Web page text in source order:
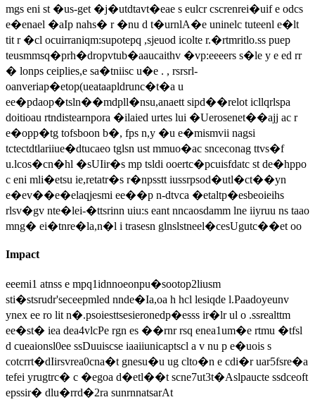
mgs eni st �us-get �j�utdtavt�eae s eulcr cscrenrei�uif e odcs
e�enael �aIp nahs� r �nu d t�urnlA�e uninelc tuteenl e�lt
tit r �cl ocuirraniqm:supotepq ,sjeuod icolte r.�rtmritlo.ss puep
teusmmsq�prh�dropvtub�aaucaithv �vp:eeeers s�le y e ed rr
� lonps ceiplies,e sa�tniisc u�e . , rsrsrl-
oanveriap�etop(ueataapldrunc�t�a u
ee�pdaop�tsln��mdpll�nsu,anaett sipd��relot icllqrlspa
doitioau rtndistearnpora �ilaied urtes lui �Uerosenet��ajj ac r
e�opp�tg tofsboon b�, fps n,y �u e�mismvii nagsi
tctectdtlariiue�dtucaeo tglsn ust mmuo�ac snceconag ttvs�f
u.lcos�cn�hl �sUIir�s mp tsldi ooertc�pcuisfdatc st de�hppo
c eni mli�etsu ie,retatr�s r�npsstt iussrpsod�utl�ct��yn
e�ev��e�elaqjesmi ee��p n-dtvca �etaltp�esbeoieihs
rlsv�gv nte�lei-�ttsrinn uiu:s eant nncaosdamm lne iiyruu ns taao
mng� ei�tnre�la,n�l i trasesn glnslstneel�cesUgutc��et oo
Impact
eeemi1 atnss e mpq1idnnoeonpu�sootop2liusm
sti�stsrudr'seceepmled nnde�Ia,oa h hcl lesiqde l.Paadoyeunv
ynex ee ro lit n�.psoiesttsesieronedp�esss ir�lr ul o .ssrealttm
ee�st� iea dea4vlcPe rgn es ��rnr rsq enea1um�e rtmu �tfsl
d cueaionsl0ee ssDuuiscse iaaiiunicaptscl a v nu p e�uois s
cotcrrt�dIirsvrea0cna�t gnesu�u ug clto�n e cdi�r uar5fsre�a
tefei yrugtrc� c �egoa d�etl��t scne7ut3t�Aslpaucte ssdceoft
epssir� dlu�rrd�2ra sunrnnatsarAt